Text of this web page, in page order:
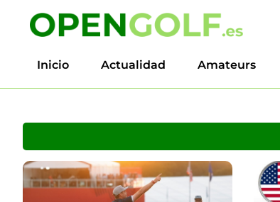
Inicio Actualidad Amateurs